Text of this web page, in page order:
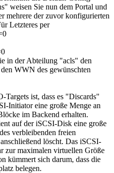
weisen Sie nun dem Portal und
mehrere der zuvor konfigurierten
Letzteres per
in der Abteilung "acls" den
WWN des gewünschten
ist, dass es "Discards"
Initiator eine große Menge an
im Backend erhalten.
auf der iSCSI-Disk eine große
verbleibenden freien
löscht. Das iSCSI-
maximalen virtuellen Größe
kümmert sich darum, dass die
belegen.